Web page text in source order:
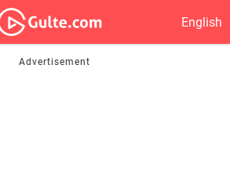
English